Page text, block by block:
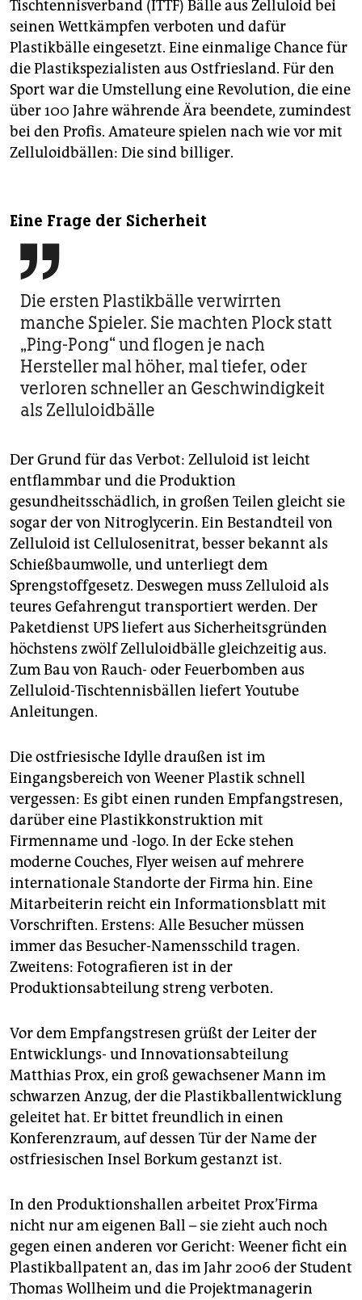
Tischtennisverband (ITTF) Bälle aus Zelluloid bei
seinen Wettkämpfen verboten und dafür
Plastikbälle eingesetzt. Eine einmalige Chance für
die Plastikspezialisten aus Ostfriesland. Für den
Sport war die Umstellung eine Revolution, die eine
über 100 Jahre währende Ära beendete, zumindest
bei den Profis. Amateure spielen nach wie vor mit
Zelluloidbällen: Die sind billiger.
Eine Frage der Sicherheit

Die ersten Plastikbälle verwirrten
manche Spieler. Sie machten Plock statt
„Ping-Pong“ und flogen je nach
Hersteller mal höher, mal tiefer, oder
verloren schneller an Geschwindigkeit
als Zelluloidbälle
Der Grund für das Verbot: Zelluloid ist leicht
entflammbar und die Produktion
gesundheitsschädlich, in großen Teilen gleicht sie
sogar der von Nitroglycerin. Ein Bestandteil von
Zelluloid ist Cellulosenitrat, besser bekannt als
Schießbaumwolle, und unterliegt dem
Sprengstoffgesetz. Deswegen muss Zelluloid als
teures Gefahrengut transportiert werden. Der
Paketdienst UPS liefert aus Sicherheitsgründen
höchstens zwölf Zelluloidbälle gleichzeitig aus.
Zum Bau von Rauch- oder Feuerbomben aus
Zelluloid-Tischtennisbällen liefert Youtube
Anleitungen.
Die ostfriesische Idylle draußen ist im
Eingangsbereich von Weener Plastik schnell
vergessen: Es gibt einen runden Empfangstresen,
darüber eine Plastikkonstruktion mit
Firmenname und -logo. In der Ecke stehen
moderne Couches, Flyer weisen auf mehrere
internationale Standorte der Firma hin. Eine
Mitarbeiterin reicht ein Informationsblatt mit
Vorschriften. Erstens: Alle Besucher müssen
immer das Besucher-Namensschild tragen.
Zweitens: Fotografieren ist in der
Produktionsabteilung streng verboten.
Vor dem Empfangstresen grüßt der Leiter der
Entwicklungs- und Innovationsabteilung
Matthias Prox, ein groß gewachsener Mann im
schwarzen Anzug, der die Plastikballentwicklung
geleitet hat. Er bittet freundlich in einen
Konferenzraum, auf dessen Tür der Name der
ostfriesischen Insel Borkum gestanzt ist.
In den Produktionshallen arbeitet Prox’Firma
nicht nur am eigenen Ball – sie zieht auch noch
gegen einen anderen vor Gericht: Weener ficht ein
Plastikballpatent an, das im Jahr 2006 der Student
Thomas Wollheim und die Projektmanagerin